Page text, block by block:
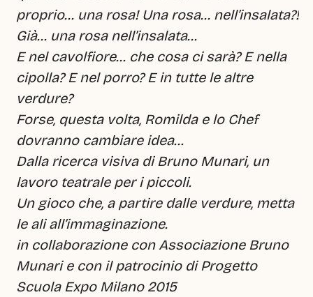
proprio… una rosa! Una rosa… nell’insalata?!
Già… una rosa nell’insalata…
E nel cavolfiore… che cosa ci sarà? E nella
cipolla? E nel porro? E in tutte le altre
verdure?
Forse, questa volta, Romilda e lo Chef
dovranno cambiare idea…
Dalla ricerca visiva di Bruno Munari, un
lavoro teatrale per i piccoli.
Un gioco che, a partire dalle verdure, metta
le ali all’immaginazione.
in collaborazione con Associazione Bruno
Munari e con il patrocinio di Progetto
Scuola Expo Milano 2015